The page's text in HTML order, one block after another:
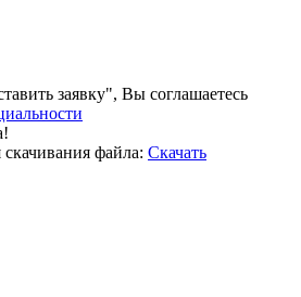
заявку", Вы соглашаетесь
файла: Скачать